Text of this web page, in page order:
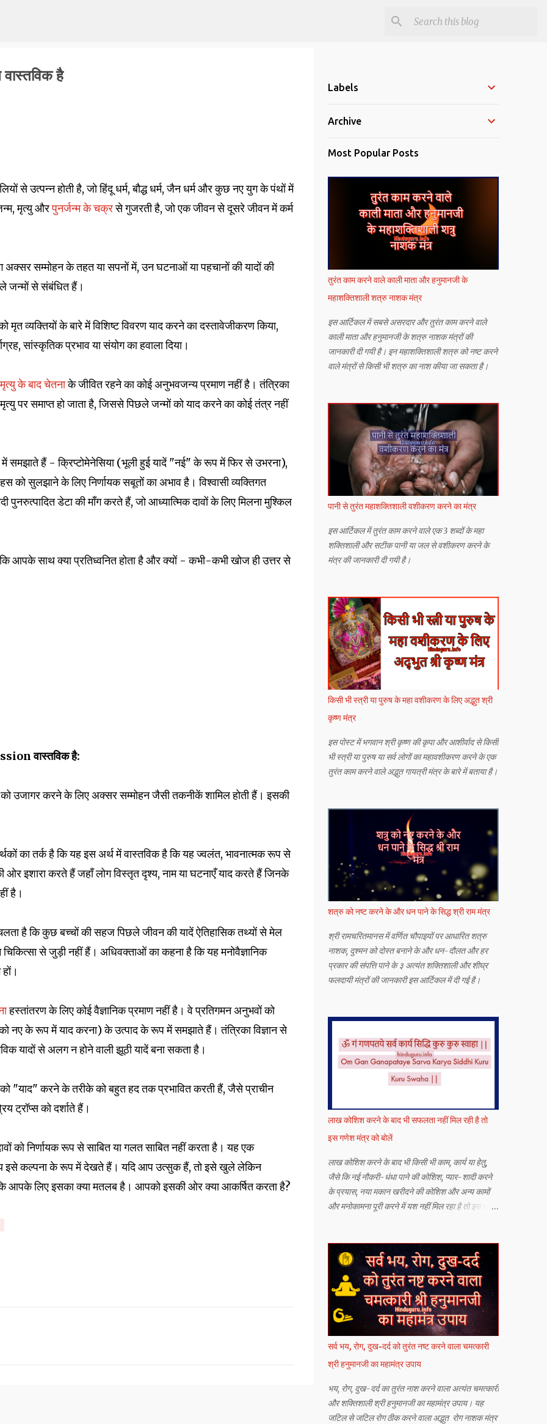
है
से उत्पन्न होती है, जो हिंदू धर्म, बौद्ध धर्म, जैन धर्म और कुछ नए युग के पंथों में
मृत्यु औरपुनर्जन्म के चक्रसे गुजरती है, जो एक जीवन से दूसरे जीवन में कर्म
सम्मोहन के तहत या सपनों में, उन घटनाओं या पहचानों की यादों की
जन्मों से संबंधित हैं।
व्यक्तियों के बारे में विशिष्ट विवरण याद करने का दस्तावेजीकरण किया,
सांस्कृतिक प्रभाव या संयोग का हवाला दिया।
मृत्यु के बाद चेतनाके जीवित रहने का कोई अनुभवजन्य प्रमाण नहीं है। तंत्रिका
पर समाप्त हो जाता है, जिससे पिछले जन्मों को याद करने का कोई तंत्र नहीं
समझाते हैं - क्रिप्टोमेनेसिया (भूली हुई यादें "नई" के रूप में फिर से उभरना),
को सुलझाने के लिए निर्णायक सबूतों का अभाव है। विश्वासी व्यक्तिगत
पुनरुत्पादित डेटा की माँग करते हैं, जो आध्यात्मिक दावों के लिए मिलना मुश्किल
आपके साथ क्या प्रतिध्वनित होता है और क्यों - कभी-कभी खोज ही उत्तर से
वास्तविक है:
उजागर करने के लिए अक्सर सम्मोहन जैसी तकनीकें शामिल होती हैं। इसकी
का तर्क है कि यह इस अर्थ में वास्तविक है कि यह ज्वलंत, भावनात्मक रूप से
इशारा करते हैं जहाँ लोग विस्तृत दृश्य, नाम या घटनाएँ याद करते हैं जिनके
है।
है कि कुछ बच्चों की सहज पिछले जीवन की यादें ऐतिहासिक तथ्यों से मेल
से जुड़ी नहीं हैं। अधिवक्ताओं का कहना है कि यह मनोवैज्ञानिक
हस्तांतरण के लिए कोई वैज्ञानिक प्रमाण नहीं है। वे प्रतिगमन अनुभवों को
नए के रूप में याद करना) के उत्पाद के रूप में समझाते हैं। तंत्रिका विज्ञान से
यादों से अलग न होने वाली झूठी यादें बना सकता है।
"याद" करने के तरीके को बहुत हद तक प्रभावित करती हैं, जैसे प्राचीन
ट्रॉप्स को दर्शाते हैं।
को निर्णायक रूप से साबित या गलत साबित नहीं करता है। यह एक
इसे कल्पना के रूप में देखते हैं। यदि आप उत्सुक हैं, तो इसे खुले लेकिन
आपके लिए इसका क्या मतलब है। आपको इसकी ओर क्या आकर्षित करता है?
Labels
Archive
Most Popular Posts
तुरंत काम करने वाले काली माता और हनुमानजी के
महाशक्तिशाली शत्रु नाशक मंत्र
इस आर्टिकल में सबसे असरदार और तुरंत काम करने वाले
काली माता और हनुमानजी के शत्रु नाशक मंत्रों की
जानकारी दी गयी है। इन महाशक्तिशाली शत्रु को नष्ट करने
वाले मंत्रों से किसी भी शत्रु का नाश कीया जा सकता है।
पानी से तुरंत महाशक्तिशाली वशीकरण करने का मंत्र
इस आर्टिकल में तुरंत काम करने वाले एक 3 शब्दों के महा
शक्तिशाली और सटीक पानी या जल से वशीकरण करने के
मंत्र की जानकारी दी गयी है।
किसी भी स्त्री या पुरुष के महा वशीकरण के लिए अद्भुत श्री
कृष्ण मंत्र
इस पोस्ट में भगवान श्री कृष्ण की कृपा और आशीर्वाद से किसी
भी स्त्री या पुरुष या सर्व लोगों का महावशीकरण करने के एक
तुरंत काम करने वाले अद्भुत गायत्री मंत्र के बारे में बताया है।
शत्रु को नष्ट करने के और धन पाने के सिद्ध श्री राम मंत्र
श्री रामचरितमानस में वर्णित चौपाइयों पर आधारित शत्रु
नाशक, दुश्मन को दोस्त बनाने के और धन-दौलत और हर
प्रकार की संपत्ति पाने के ३ अत्यंत शक्तिशाली और शीघ्र
फलदायी मंत्रों की जानकारी इस आर्टिकल में दी गई है।
लाख कोशिश करने के बाद भी सफलता नहीं मिल रही है तो
इस गणेश मंत्र को बोलें
लाख कोशिश करने के बाद भी किसी भी काम, कार्य या हेतु,
जैसे कि नई नौकरी-धंधा पाने की कोशिश, प्यार-शादी करने
के प्रयास, नया मकान खरीदने की कोशिश और अन्य कामों
और मनोकामना पूरी करने में यश नहीं मिल रहा है तो इस श्री
सर्व भय, रोग, दुख-दर्द को तुरंत नष्ट करने वाला चमत्कारी
श्री हनुमानजी का महामंत्र उपाय
भय, रोग, दुख-दर्द का तुरंत नाश करने वाला अत्यंत चमत्कारी
और शक्तिशाली श्री हनुमानजी का महामंत्र उपाय। यह
जटिल से जटिल रोग ठीक करने वाला अद्भुत रोग नाशक मंत्र